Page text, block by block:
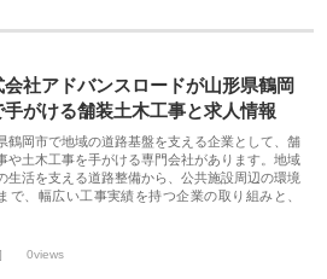
会社アドバンスロードが山形県鶴岡
手がける舗装土木工事と求人情報
鶴岡市で地域の道路基盤を支える企業として、舗
や土木工事を手がける専門会社があります。地域
生活を支える道路整備から、公共施設周辺の環境
で、幅広い工事実績を持つ企業の取り組みと、
0views